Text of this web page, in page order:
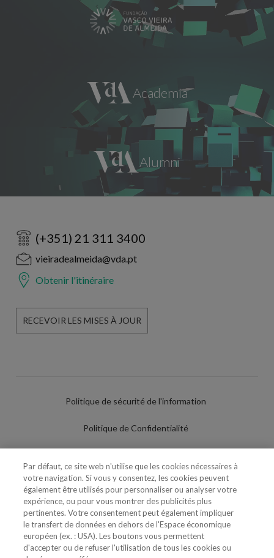
(+351) 21 311 3400
vieiradealmeida@vda.pt
Obtenir l'itinéraire
RECEVOIR LES MISES À JOUR
Politique de sécurité de l'information
Politique de Confidentialité
Politique de Cookies
Paramètres des cookies
Utilisation Frauduleuse du Nom/Brand
Par défaut, ce site web n'utilise que les cookies nécessaires à
votre navigation. Si vous y consentez, les cookies peuvent
également être utilisés pour personnaliser ou analyser votre
expérience, ou pour vous montrer des publicités plus
pertinentes. Votre consentement peut également impliquer
le transfert de données en dehors de l'Espace économique
européen (ex. : USA). Les boutons vous permettent
d'accepter ou de refuser l'utilisation de tous les cookies ou